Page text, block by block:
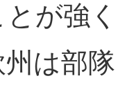
が強
は部